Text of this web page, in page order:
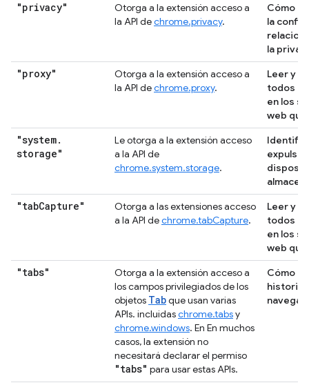
"privacy"
Otorga a la extensión acceso a
la API dechrome.privacy.
Cómo
la
la
"proxy"
Otorga a la extensión acceso a
la API dechrome.proxy.
Leer y
todos
en los
web
"system.
storage"
Le otorga a la extensión acceso
a la API de
chrome.system.storage.
expulsa
"tabCapture"
Otorga a las extensiones acceso
a la API dechrome.tabCapture.
Leer y
todos
en los
web
"tabs"
Otorga a la extensión acceso a
los campos privilegiados de los
objetos Tabque usan varias
APIs. incluidaschrome.tabsy
chrome.windows. En En muchos
casos, la extensión no
necesitará declarar el permiso
"tabs" para usar estas APIs.
Cómo
historial